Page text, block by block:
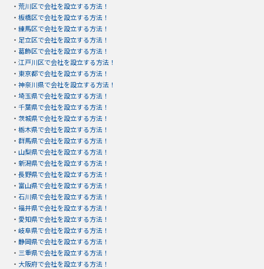
・ 荒川区で会社を設立する方法！
・ 板橋区で会社を設立する方法！
・ 練馬区で会社を設立する方法！
・ 足立区で会社を設立する方法！
・ 葛飾区で会社を設立する方法！
・ 江戸川区で会社を設立する方法！
・ 東京都で会社を設立する方法！
・ 神奈川県で会社を設立する方法！
・ 埼玉県で会社を設立する方法！
・ 千葉県で会社を設立する方法！
・ 茨城県で会社を設立する方法！
・ 栃木県で会社を設立する方法！
・ 群馬県で会社を設立する方法！
・ 山梨県で会社を設立する方法！
・ 新潟県で会社を設立する方法！
・ 長野県で会社を設立する方法！
・ 富山県で会社を設立する方法！
・ 石川県で会社を設立する方法！
・ 福井県で会社を設立する方法！
・ 愛知県で会社を設立する方法！
・ 岐阜県で会社を設立する方法！
・ 静岡県で会社を設立する方法！
・ 三重県で会社を設立する方法！
・ 大阪府で会社を設立する方法！